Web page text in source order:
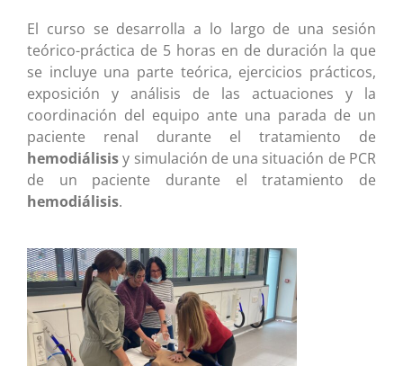
El curso se desarrolla a lo largo de una sesión
teórico-práctica de 5 horas en de duración la que
se incluye una parte teórica, ejercicios prácticos,
exposición y análisis de las actuaciones y la
coordinación del equipo ante una parada de un
paciente renal durante el tratamiento de
hemodiálisisy simulación de una situación de PCR
de un paciente durante el tratamiento de
hemodiálisis.